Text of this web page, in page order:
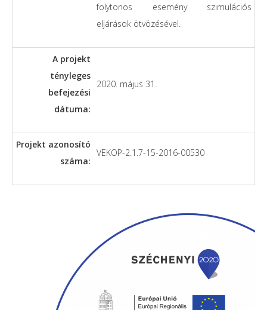
folytonos esemény szimulációs
eljárások ötvözésével.
A projekt
tényleges
befejezési
dátuma:
2020. május 31.
Projekt azonosító
száma:
VEKOP-2.1.7-15-2016-00530